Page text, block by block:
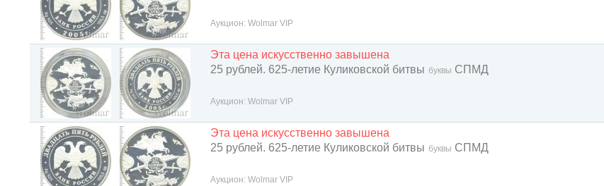
Аукцион: Wolmar VIP
Эта цена искусственно завышена
25 рублей. 625-летие Куликовской битвы буквы СПМД
Аукцион: Wolmar VIP
Эта цена искусственно завышена
25 рублей. 625-летие Куликовской битвы буквы СПМД
Аукцион: Wolmar VIP